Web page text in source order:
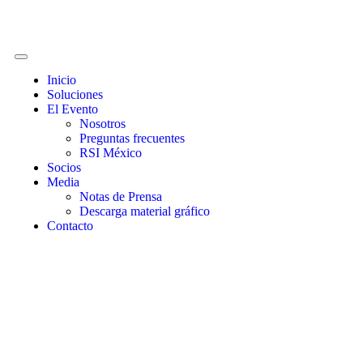
Inicio
Soluciones
El Evento
Nosotros
Preguntas frecuentes
RSI México
Socios
Media
Notas de Prensa
Descarga material gráfico
Contacto